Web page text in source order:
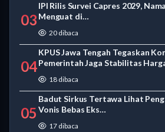
03
IPI Rilis Survei Capres 2029,
Menguat di…
20 dibaca
04
KPUS Jawa Tengah Tegaskan
Pemerintah Jaga Stabilitas
18 dibaca
05
Badut Sirkus Tertawa Lihat
Vonis Bebas Eks…
17 dibaca